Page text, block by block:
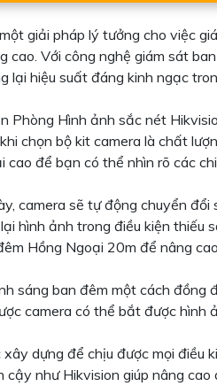
giải pháp lý tưởng cho việc
Với công nghệ giám sát
lại hiệu suất đáng kinh ngạc
Phòng Hình ảnh sắc nét
chọn bộ kit camera là chất
để bạn có thể nhìn rõ các
camera sẽ tự động chuyển đổi
hình ảnh trong điều kiện thiếu
Hồng Ngoại 20m để nâng
sáng ban đêm một cách đồng
camera có thể bắt được hình
dựng để chịu được mọi điều
như Hikvision giúp nâng cao